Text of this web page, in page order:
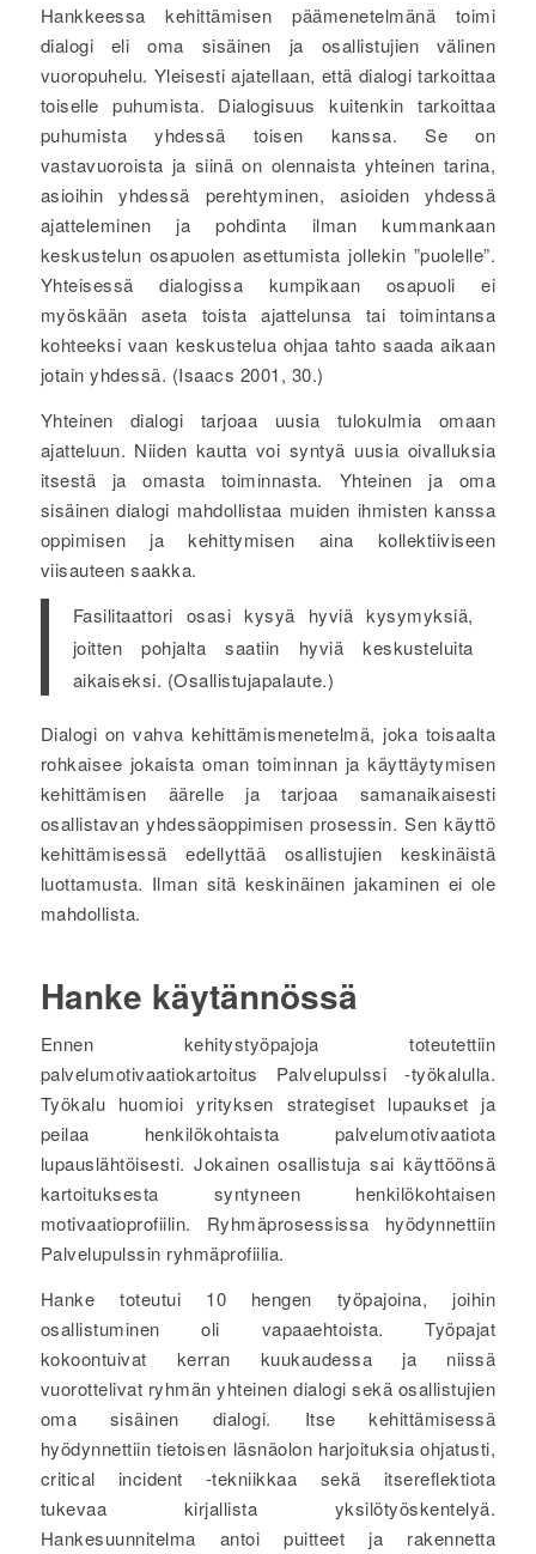
Hankkeessa kehittämisen päämenetelmänä toimi
dialogi eli oma sisäinen ja osallistujien välinen
vuoropuhelu. Yleisesti ajatellaan, että dialogi tarkoittaa
toiselle puhumista. Dialogisuus kuitenkin tarkoittaa
puhumista yhdessä toisen kanssa. Se on
vastavuoroista ja siinä on olennaista yhteinen tarina,
asioihin yhdessä perehtyminen, asioiden yhdessä
ajatteleminen ja pohdinta ilman kummankaan
keskustelun osapuolen asettumista jollekin ”puolelle”.
Yhteisessä dialogissa kumpikaan osapuoli ei
myöskään aseta toista ajattelunsa tai toimintansa
kohteeksi vaan keskustelua ohjaa tahto saada aikaan
jotain yhdessä. (Isaacs 2001, 30.)
Yhteinen dialogi tarjoaa uusia tulokulmia omaan
ajatteluun. Niiden kautta voi syntyä uusia oivalluksia
itsestä ja omasta toiminnasta. Yhteinen ja oma
sisäinen dialogi mahdollistaa muiden ihmisten kanssa
oppimisen ja kehittymisen aina kollektiiviseen
viisauteen saakka.
Fasilitaattori osasi kysyä hyviä kysymyksiä,
joitten pohjalta saatiin hyviä keskusteluita
aikaiseksi. (Osallistujapalaute.)
Dialogi on vahva kehittämismenetelmä, joka toisaalta
rohkaisee jokaista oman toiminnan ja käyttäytymisen
kehittämisen äärelle ja tarjoaa samanaikaisesti
osallistavan yhdessäoppimisen prosessin. Sen käyttö
kehittämisessä edellyttää osallistujien keskinäistä
luottamusta. Ilman sitä keskinäinen jakaminen ei ole
mahdollista.
Hanke käytännössä
Ennen kehitystyöpajoja toteutettiin
palvelumotivaatiokartoitus Palvelupulssi -työkalulla.
Työkalu huomioi yrityksen strategiset lupaukset ja
peilaa henkilökohtaista palvelumotivaatiota
lupauslähtöisesti. Jokainen osallistuja sai käyttöönsä
kartoituksesta syntyneen henkilökohtaisen
motivaatioprofiilin. Ryhmäprosessissa hyödynnettiin
Palvelupulssin ryhmäprofiilia.
Hanke toteutui 10 hengen työpajoina, joihin
osallistuminen oli vapaaehtoista. Työpajat
kokoontuivat kerran kuukaudessa ja niissä
vuorottelivat ryhmän yhteinen dialogi sekä osallistujien
oma sisäinen dialogi. Itse kehittämisessä
hyödynnettiin tietoisen läsnäolon harjoituksia ohjatusti,
critical incident -tekniikkaa sekä itsereflektiota
tukevaa kirjallista yksilötyöskentelyä.
Hankesuunnitelma antoi puitteet ja rakennetta